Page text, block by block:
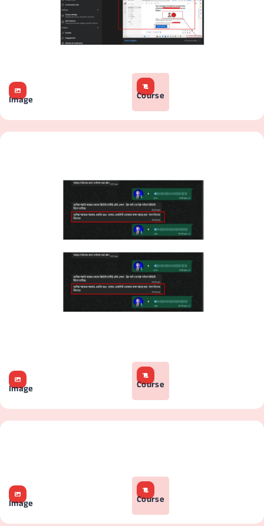
Image Course
Image Course
Image Course